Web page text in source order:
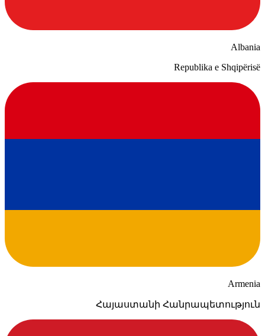
Albania
Republika e Shqipërisë
Armenia
Հայաստանի Հանրապետություն